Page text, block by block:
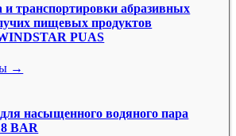
и транспортировки абразивных
пищевых продуктов
PUAS
→
насыщенного водяного пара
BAR